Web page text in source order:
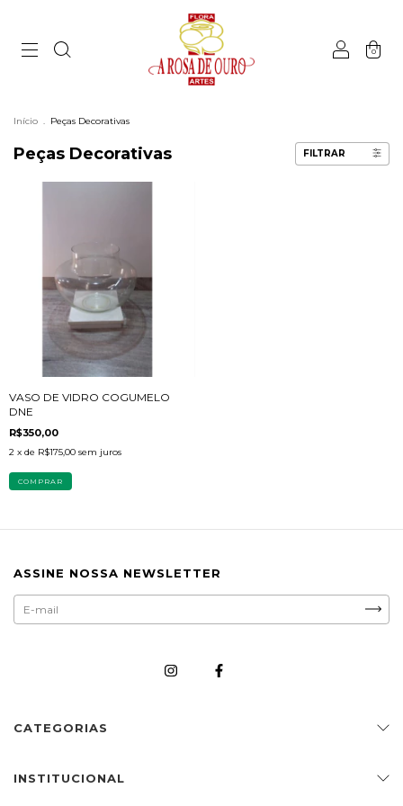
0
Início . Peças Decorativas
Peças Decorativas FILTRAR
VASO DE VIDRO COGUMELO
DNE
R$350,00
2 x de R$175,00 sem juros
ASSINE NOSSA NEWSLETTER
CATEGORIAS
INSTITUCIONAL